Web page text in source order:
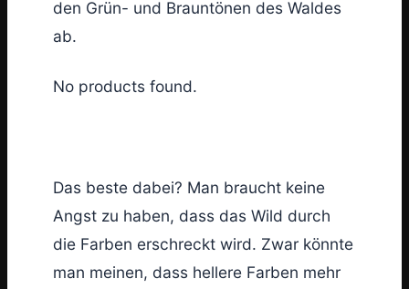
den Grün- und Brauntönen des Waldes
ab.
No products found.
Das beste dabei? Man braucht keine
Angst zu haben, dass das Wild durch
die Farben erschreckt wird. Zwar könnte
man meinen, dass hellere Farben mehr